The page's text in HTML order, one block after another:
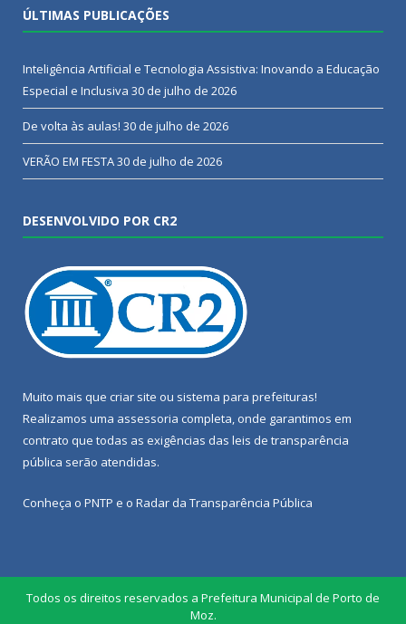
ÚLTIMAS PUBLICAÇÕES
Inteligência Artificial e Tecnologia Assistiva: Inovando a Educação
Especial e Inclusiva 30 de julho de 2026
De volta às aulas! 30 de julho de 2026
VERÃO EM FESTA30 de julho de 2026
DESENVOLVIDO POR CR2
Muito mais que criar site ou sistema para prefeituras!
Realizamos uma assessoria completa, onde garantimos em
contrato que todas as exigências das leis de transparência
pública serão atendidas.
Conheça o PNTP e o Radar da Transparência Pública
Todos os direitos reservados a Prefeitura Municipal de Porto de
Moz.